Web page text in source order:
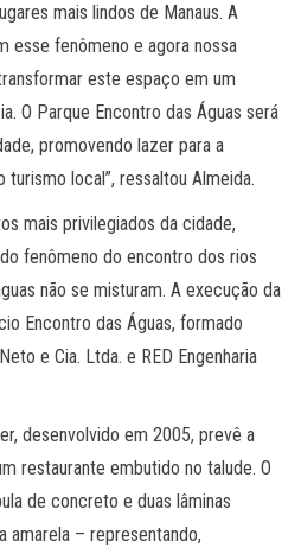
mais lindos de Manaus. A
esse fenômeno e agora nossa
este espaço em um
O Parque Encontro das Águas será
promovendo lazer para a
local”, ressaltou Almeida.
mais privilegiados da cidade,
fenômeno do encontro dos rios
não se misturam. A execução da
Encontro das Águas, formado
e Cia. Ltda. e RED Engenharia
desenvolvido em 2005, prevê a
restaurante embutido no talude. O
de concreto e duas lâminas
amarela – representando,